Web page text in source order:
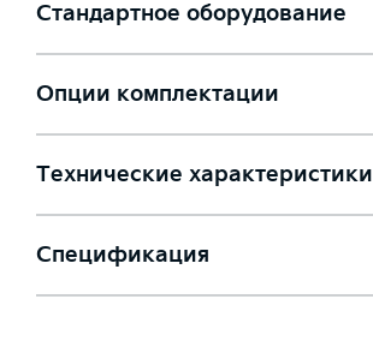
Стандартное оборудование
Опции комплектации
Технические характеристики
Спецификация